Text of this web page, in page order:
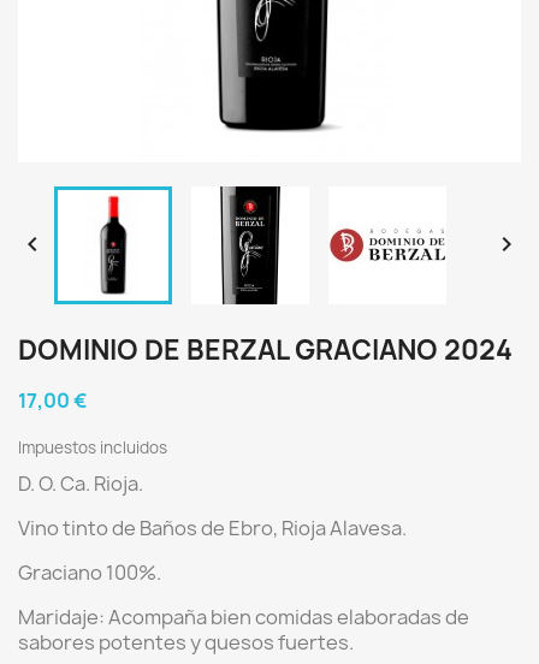
 
DOMINIO DE BERZAL GRACIANO 2024
17,00 €
Impuestos incluidos
D. O. Ca. Rioja.
Vino tinto de Baños de Ebro, Rioja Alavesa.
Graciano 100%.
Maridaje:Acompaña bien comidas elaboradas de
sabores potentes y quesos fuertes.